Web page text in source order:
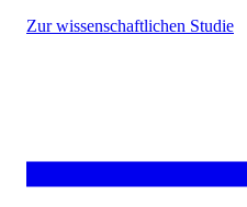
Zur wissenschaftlichen Studie